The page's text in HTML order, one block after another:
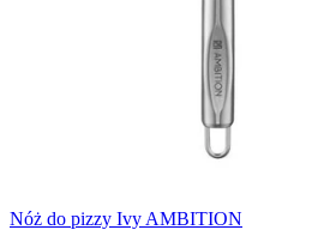
Nóż do pizzy Ivy AMBITION